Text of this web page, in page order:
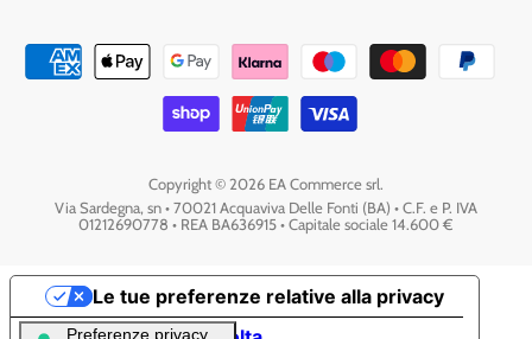
Copyright © 2026 EA Commerce srl.
Via Sardegna, sn • 70021 Acquaviva Delle Fonti (BA) • C.F. e P. IVA
01212690778 • REA BA636915 • Capitale sociale 14.600 €
Le tue preferenze relative alla privacy